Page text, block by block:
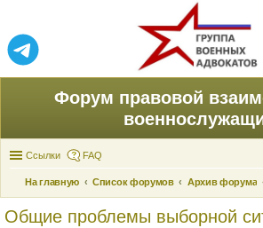
Форум правовой
Ссылки FAQ
На главную Список форумов Архив форума
Общие проблемы выборной